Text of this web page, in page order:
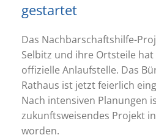
gestartet
Das Nachbarschaftshilfe-
Selbitz und ihre Ortsteile
offizielle Anlaufstelle. Das
Rathaus ist jetzt feierlich
Nach intensiven Planungen
zukunftsweisendes Projekt
worden.